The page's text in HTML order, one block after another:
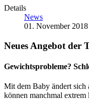
Details
News
01. November 2018
Neues Angebot der
Gewichtsprobleme?
Mit dem Baby ändert sich
können manchmal extrem